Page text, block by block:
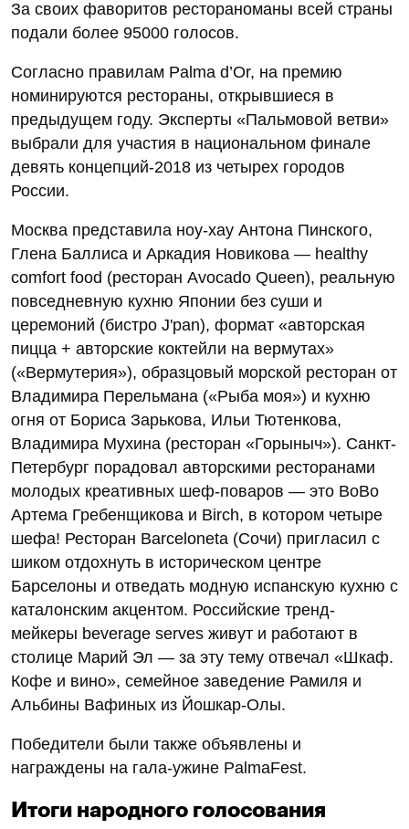
За своих фаворитов рестораноманы всей страны
подали более 95000 голосов.
Согласно правилам Palma d’Or, на премию
номинируются рестораны, открывшиеся в
предыдущем году. Эксперты «Пальмовой ветви»
выбрали для участия в национальном финале
девять концепций-2018 из четырех городов
России.
Москва представила ноу-хау Антона Пинского,
Глена Баллиса и Аркадия Новикова — healthy
comfort food (ресторан Avocado Queen), реальную
повседневную кухню Японии без суши и
церемоний (бистро J'pan), формат «авторская
пицца + авторские коктейли на вермутах»
(«Вермутерия»), образцовый морской ресторан от
Владимира Перельмана («Рыба моя») и кухню
огня от Бориса Зарькова, Ильи Тютенкова,
Владимира Мухина (ресторан «Горыныч»). Санкт-
Петербург порадовал авторскими ресторанами
молодых креативных шеф-поваров — это BoBo
Артема Гребенщикова и Birch, в котором четыре
шефа! Ресторан Barceloneta (Сочи) пригласил с
шиком отдохнуть в историческом центре
Барселоны и отведать модную испанскую кухню с
каталонским акцентом. Российские тренд-
мейкеры beverage serves живут и работают в
столице Марий Эл — за эту тему отвечал «Шкаф.
Кофе и вино», семейное заведение Рамиля и
Альбины Вафиных из Йошкар-Олы.
Победители были также объявлены и
награждены на гала-ужине PalmaFest.
Итоги народного голосования